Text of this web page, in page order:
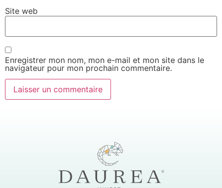
Site web
Enregistrer mon nom, mon e-mail et mon site dans le
navigateur pour mon prochain commentaire.